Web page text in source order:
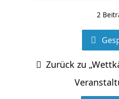
2
Zurück zu